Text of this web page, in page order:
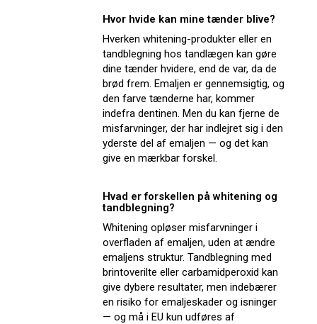
Hvor hvide kan mine tænder blive?
Hverken whitening-produkter eller en
tandblegning hos tandlægen kan gøre
dine tænder hvidere, end de var, da de
brød frem. Emaljen er gennemsigtig, og
den farve tænderne har, kommer
indefra dentinen. Men du kan fjerne de
misfarvninger, der har indlejret sig i den
yderste del af emaljen — og det kan
give en mærkbar forskel.
Hvad er forskellen på whitening og
tandblegning?
Whitening opløser misfarvninger i
overfladen af emaljen, uden at ændre
emaljens struktur. Tandblegning med
brintoverilte eller carbamidperoxid kan
give dybere resultater, men indebærer
en risiko for emaljeskader og isninger
— og må i EU kun udføres af